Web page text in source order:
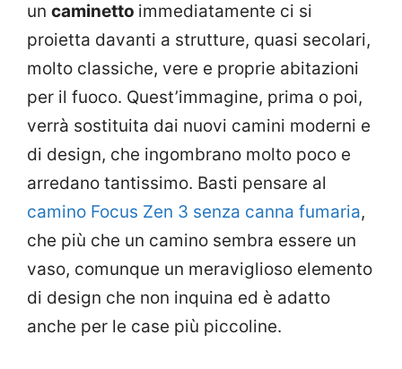
un caminetto immediatamente ci si
proietta davanti a strutture, quasi secolari,
molto classiche, vere e proprie abitazioni
per il fuoco. Quest’immagine, prima o poi,
verrà sostituita dai nuovi camini moderni e
di design, che ingombrano molto poco e
arredano tantissimo. Basti pensare al
camino Focus Zen 3 senza canna fumaria,
che più che un camino sembra essere un
vaso, comunque un meraviglioso elemento
di design che non inquina ed è adatto
anche per le case più piccoline.